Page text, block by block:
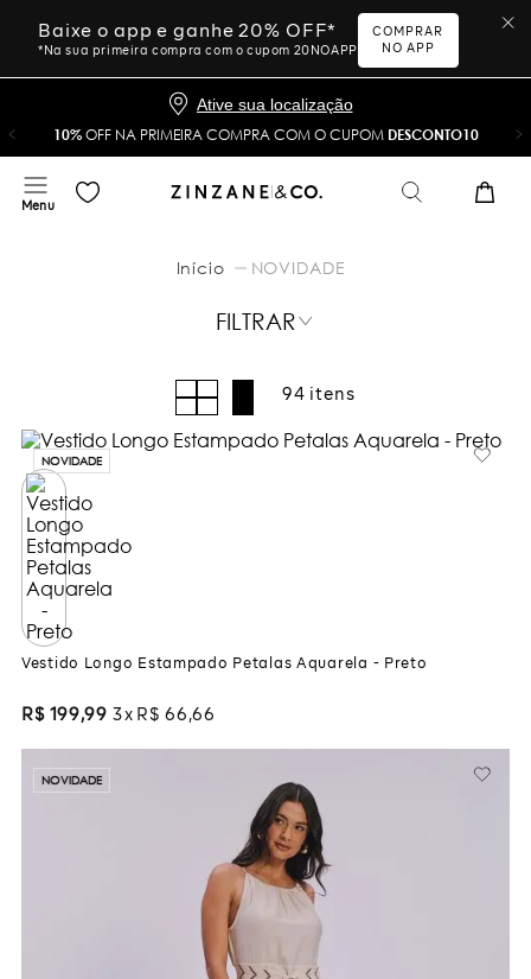
Baixe o app e ganhe 20% OFF*
*Na sua primeira compra com o cupom 20NOAPP
COMPRAR
NO APP
Ative sua localização
10%OFF NA PRIMEIRA COMPRA COM O CUPOM DESCONTO10
NOVIDADE
FILTRAR
94
NOVIDADE
Vestido Longo Estampado Petalas Aquarela - Preto
R$ 199,99 3 R$ 66 ,66
NOVIDADE